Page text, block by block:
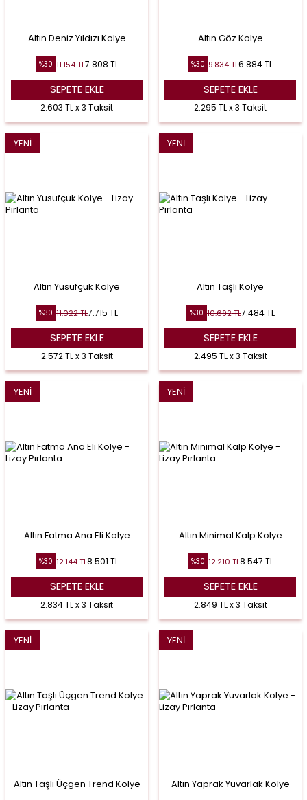
Altın Deniz Yıldızı Kolye
%30 11.154TL7.808 TL
SEPETE EKLE
2.603 TL x 3 Taksit
Altın Göz Kolye
%30 9.834TL6.884TL
SEPETE EKLE
2.295 TL x 3 Taksit
YENI
Altın Yusufçuk Kolye
%30 11.022TL7.715 TL
SEPETE EKLE
2.572 TL x 3 Taksit
YENI
Altın Taşlı Kolye
%30 10.692TL7.484TL
SEPETE EKLE
2.495 TL x 3 Taksit
YENI
Altın Fatma Ana Eli Kolye
%30 12.144TL8.501 TL
SEPETE EKLE
2.834 TL x 3 Taksit
YENI
Altın Minimal Kalp Kolye
%30 12.210TL8.547 TL
SEPETE EKLE
2.849 TL x 3 Taksit
YENI
Altın Taşlı Üçgen Trend Kolye
YENI
Altın Yaprak Yuvarlak Kolye